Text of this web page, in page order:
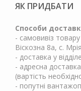
ЯК ПРИДБАТИ
Способи
- самовивіз
Віскозна 8а, с.
- доставка у
- адресна
(вартість
- попутні